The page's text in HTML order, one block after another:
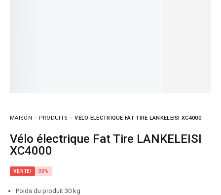
MAISON PRODUITS VÉLO ÉLECTRIQUE FAT TIRE LANKELEISI XC4000
Vélo électrique Fat Tire LANKELEISI
XC4000
VENTE! 33%
Poids du produit 30 kg